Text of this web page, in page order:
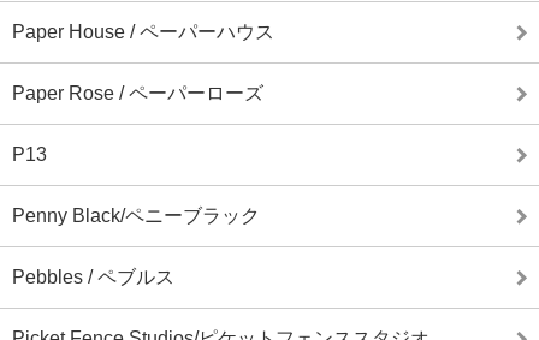
Paper House / ペーパーハウス
Paper Rose / ペーパーローズ
P13
Penny Black/ペニーブラック
Pebbles / ペブルス